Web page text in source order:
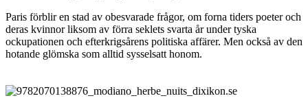
Paris förblir en stad av obesvarade frågor, om forna tiders poeter och
deras kvinnor liksom av förra seklets svarta år under tyska
ockupationen och efterkrigsårens politiska affärer. Men också av den
hotande glömska som alltid sysselsatt honom.